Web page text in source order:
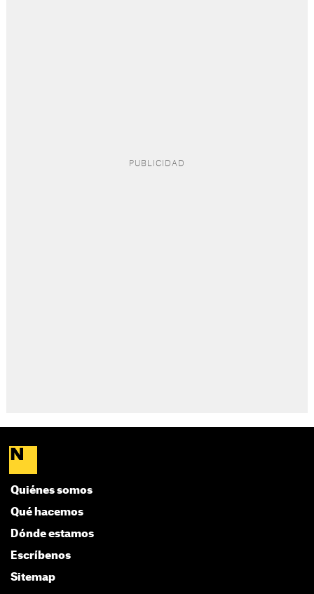
Quiénes somos
Qué hacemos
Dónde estamos
Escríbenos
Sitemap